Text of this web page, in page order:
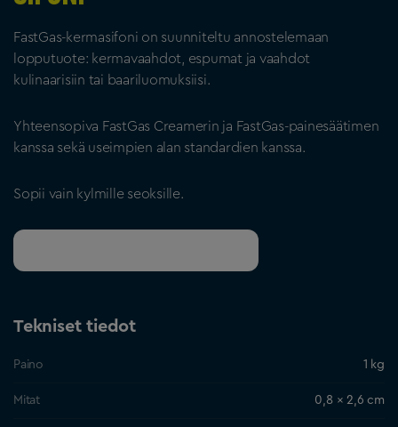
FastGas-kermasifoni on suunniteltu annostelemaan
lopputuote: kermavaahdot, espumat ja vaahdot
kulinaarisiin tai baariluomuksiisi.
Yhteensopiva FastGas Creamerin ja FastGas-painesäätimen
kanssa sekä useimpien alan standardien kanssa.
Sopii vain kylmille seoksille.
Tekniset tiedot
Paino 1 kg
Mitat 0,8 × 2,6 cm